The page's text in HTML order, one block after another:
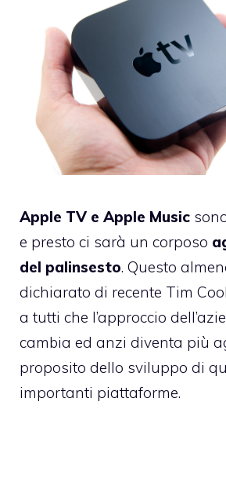
Apple TV e Apple Music
e presto ci sarà un corposo
del palinsesto. Questo
dichiarato di recente Tim
a tutti che l’approccio
cambia ed anzi diventa più
proposito dello sviluppo di
importanti piattaforme.